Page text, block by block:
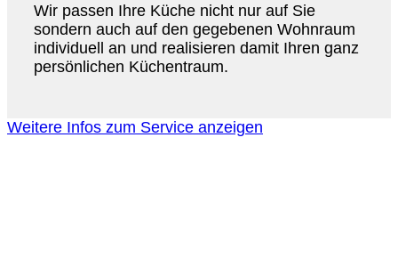
Wir passen Ihre Küche nicht nur auf Sie
sondern auch auf den gegebenen Wohnraum
individuell an und realisieren damit Ihren ganz
persönlichen Küchentraum.
Weitere Infos zum Service anzeigen